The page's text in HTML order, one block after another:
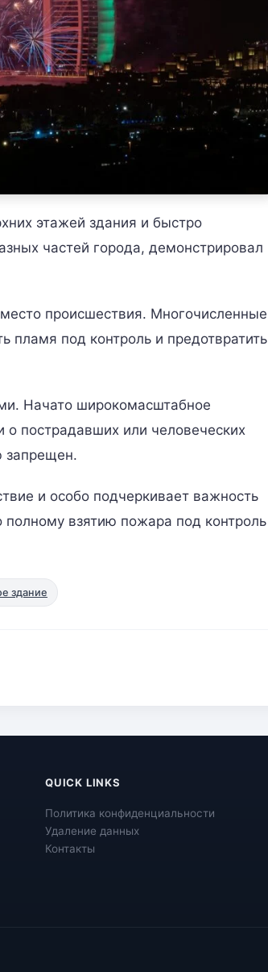
этажей здания и быстро
частей города, демонстрировал
происшествия. Многочисленные
пламя под контроль и предотвратить
Начато широкомасштабное
пострадавших или человеческих
запрещен.
и особо подчеркивает важность
взятию пожара под контроль
здание
QUICK LINKS
Политика конфиденциальности
Удаление данных
Контакты